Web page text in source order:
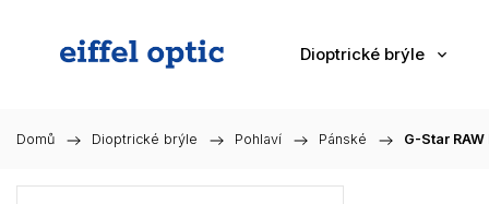
Dioptrické brýle
Domů / Dioptrické brýle / Pohlaví / Pánské / G-Star RAW